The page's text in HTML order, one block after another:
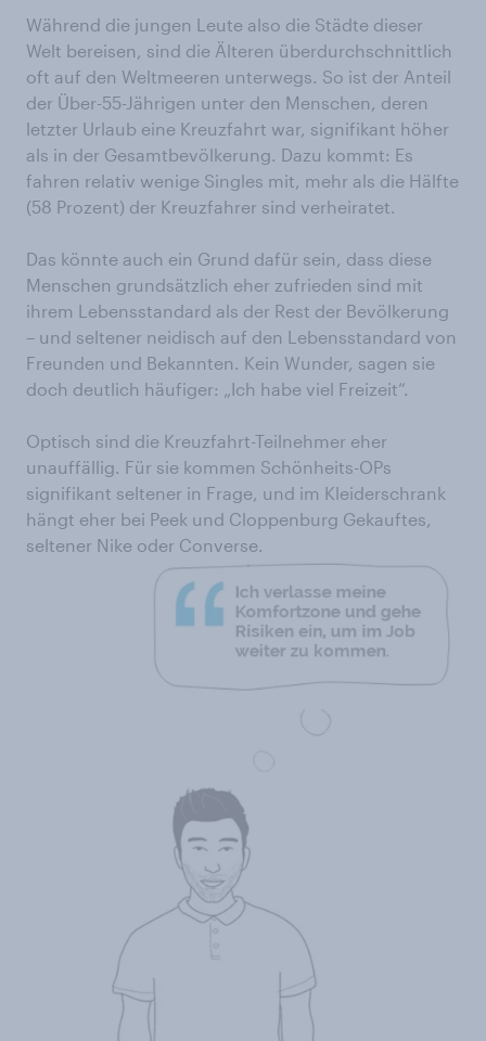
Während die jungen Leute also die Städte dieser
Welt bereisen, sind die Älteren überdurchschnittlich
oft auf den Weltmeeren unterwegs. So ist der Anteil
der Über-55-Jährigen unter den Menschen, deren
letzter Urlaub eine Kreuzfahrt war, signifikant höher
als in der Gesamtbevölkerung. Dazu kommt: Es
fahren relativ wenige Singles mit, mehr als die Hälfte
(58 Prozent) der Kreuzfahrer sind verheiratet.
Das könnte auch ein Grund dafür sein, dass diese
Menschen grundsätzlich eher zufrieden sind mit
ihrem Lebensstandard als der Rest der Bevölkerung
– und seltener neidisch auf den Lebensstandard von
Freunden und Bekannten. Kein Wunder, sagen sie
doch deutlich häufiger: „Ich habe viel Freizeit“.
Optisch sind die Kreuzfahrt-Teilnehmer eher
unauffällig. Für sie kommen Schönheits-OPs
signifikant seltener in Frage, und im Kleiderschrank
hängt eher bei Peek und Cloppenburg Gekauftes,
seltener Nike oder Converse.